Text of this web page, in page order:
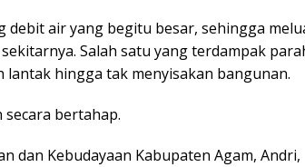
air yang begitu besar, sehingga
Salah satu yang terdampak
lantak hingga tak menyisakan bangunan.
secara bertahap.
dan Kebudayaan Kabupaten Agam, Andri,